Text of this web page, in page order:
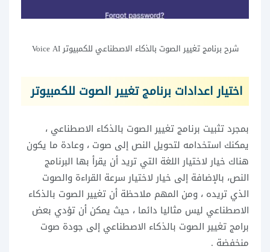
شرح برنامج تغيير الصوت بالذكاء الاصطناعي للكمبيوتر Voice AI
اختيار اعدادات برنامج تغيير الصوت للكمبيوتر
بمجرد تثبيت برنامج تغيير الصوت بالذكاء الاصطناعي ،
يمكنك استخدامه لتحويل النص إلى صوت ، وعادة ما يكون
هناك خيار لاختيار اللغة التي تريد أن يقرأ بها البرنامج
النص، بالإضافة إلى خيار لاختيار سرعة القراءة والصوت
الذي تريده ، ومن المهم ملاحظة أن تغيير الصوت بالذكاء
الاصطناعي ليس مثاليا دائما ، حيث يمكن أن تؤدي بعض
برامج تغيير الصوت بالذكاء الاصطناعي إلى جودة صوت
منخفضة .